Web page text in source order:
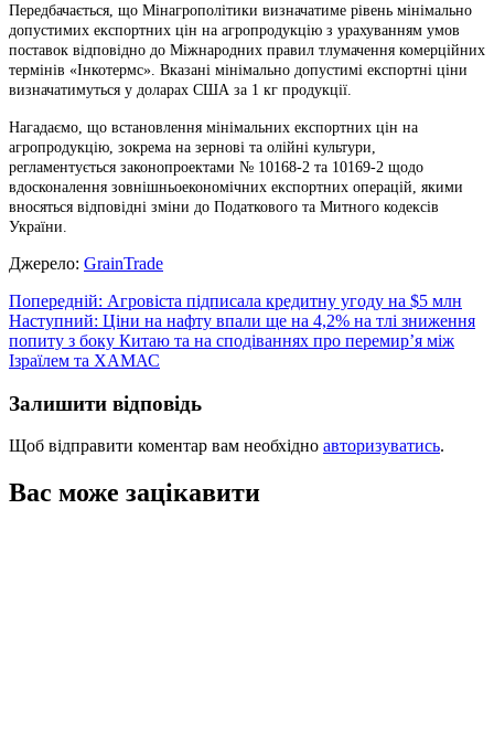
Передбачається, що Мінагрополітики визначатиме рівень мінімально
допустимих експортних цін на агропродукцію з урахуванням умов
поставок відповідно до Міжнародних правил тлумачення комерційних
термінів «Інкотермс». Вказані мінімально допустимі експортні ціни
визначатимуться у доларах США за 1 кг продукції.
Нагадаємо, що встановлення мінімальних експортних цін на
агропродукцію, зокрема на зернові та олійні культури,
регламентується законопроектами № 10168-2 та 10169-2 щодо
вдосконалення зовнішньоекономічних експортних операцій, якими
вносяться відповідні зміни до Податкового та Митного кодексів
України.
Джерело: GrainTrade
Навігація
записів
Попередній: Агровіста підписала кредитну угоду на $5 млн
Наступний: Ціни на нафту впали ще на 4,2% на тлі зниження
попиту з боку Китаю та на сподіваннях про перемир’я між
Ізраїлем та ХАМАС
Залишити відповідь
Щоб відправити коментар вам необхідно авторизуватись.
Вас може зацікавити